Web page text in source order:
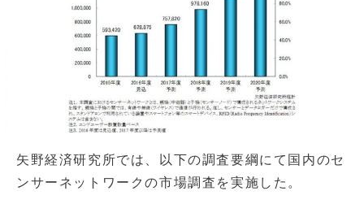
矢野経済研究所では、以下の調査要綱にて国内のセ
ンサーネットワークの市場調査を実施した。